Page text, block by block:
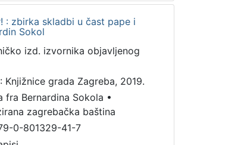
: zbirka skladbi u čast pape i
Sokol
izd. izvornika objavljenog
Knjižnice grada Zagreba, 2019.
fra Bernardina Sokola •
zagrebačka baština
0-801329-41-7